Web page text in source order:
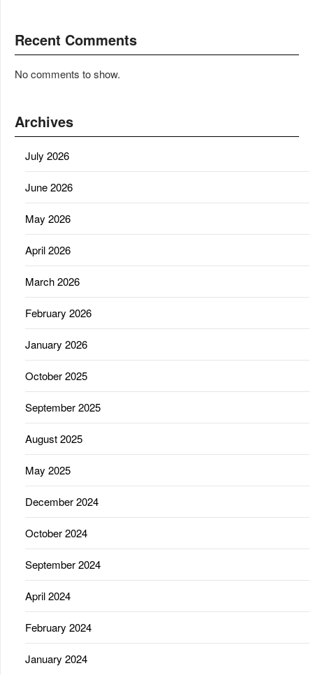
Recent Comments
No comments to show.
Archives
July 2026
June 2026
May 2026
April 2026
March 2026
February 2026
January 2026
October 2025
September 2025
August 2025
May 2025
December 2024
October 2024
September 2024
April 2024
February 2024
January 2024